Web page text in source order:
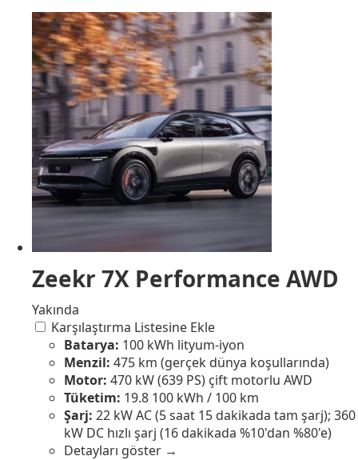
Zeekr 7X Performance AWD
Yakında
Karşılaştırma Listesine Ekle
Batarya: 100 kWh lityum-iyon
Menzil: 475 km (gerçek dünya koşullarında)
Motor: 470 kW (639 PS) çift motorlu AWD
Tüketim: 19.8 100 kWh / 100 km
Şarj: 22 kW AC (5 saat 15 dakikada tam şarj); 360
kW DC hızlı şarj (16 dakikada %10'dan %80'e)
Detayları göster →